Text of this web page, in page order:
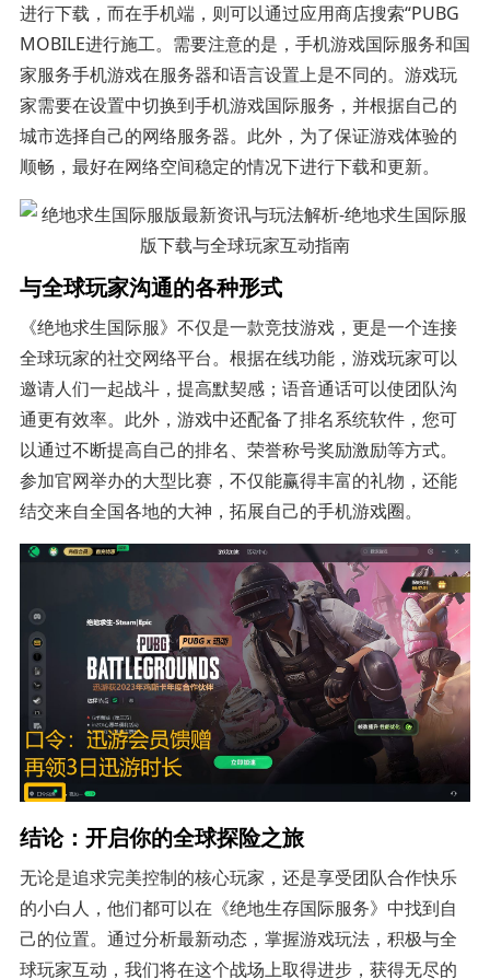
进行下载，而在手机端，则可以通过应用商店搜索“PUBG
MOBILE进行施工。需要注意的是，手机游戏国际服务和国
家服务手机游戏在服务器和语言设置上是不同的。游戏玩
家需要在设置中切换到手机游戏国际服务，并根据自己的
城市选择自己的网络服务器。此外，为了保证游戏体验的
顺畅，最好在网络空间稳定的情况下进行下载和更新。
与全球玩家沟通的各种形式
《绝地求生国际服》不仅是一款竞技游戏，更是一个连接
全球玩家的社交网络平台。根据在线功能，游戏玩家可以
邀请人们一起战斗，提高默契感；语音通话可以使团队沟
通更有效率。此外，游戏中还配备了排名系统软件，您可
以通过不断提高自己的排名、荣誉称号奖励激励等方式。
参加官网举办的大型比赛，不仅能赢得丰富的礼物，还能
结交来自全国各地的大神，拓展自己的手机游戏圈。
结论：开启你的全球探险之旅
无论是追求完美控制的核心玩家，还是享受团队合作快乐
的小白人，他们都可以在《绝地生存国际服务》中找到自
己的位置。通过分析最新动态，掌握游戏玩法，积极与全
球玩家互动，我们将在这个战场上取得进步，获得无尽的